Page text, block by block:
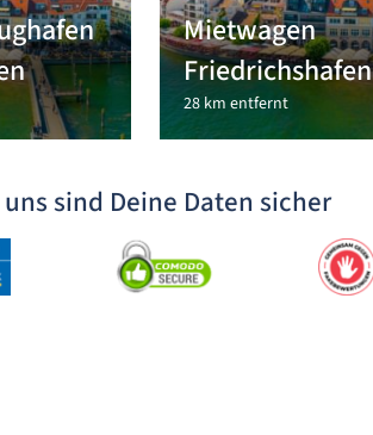
Mietwagen
Friedrichshafen
28 km entfernt
sind Deine Daten sicher